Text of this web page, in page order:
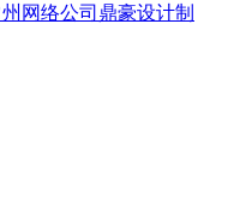
网络公司鼎豪设计制